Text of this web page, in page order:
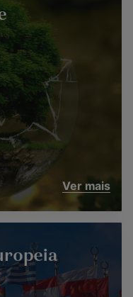
Ver mais